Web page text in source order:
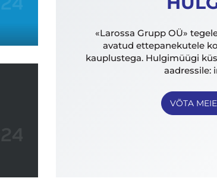
«Larossa Grupp OÜ»
avatud ettepanekutele
kauplustega. Hulgimüügi
aadressile:
VÕTA